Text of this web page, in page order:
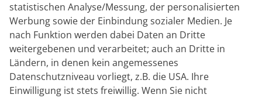
Kontakt
Livechat
Mo - Fr: 8:30 bis 16:00 (MEZ)
Whatsapp
statistischen Analyse/Messung, der personalisierten
Werbung sowie der Einbindung sozialer Medien. Je
nach Funktion werden dabei Daten an Dritte
weitergebenen und verarbeitet; auch an Dritte in
Ländern, in denen kein angemessenes
Datenschutzniveau vorliegt, z.B. die USA. Ihre
Einwilligung ist stets freiwillig. Wenn Sie nicht